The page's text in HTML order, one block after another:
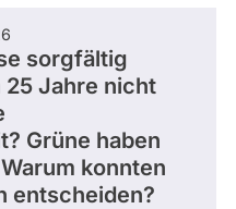
sorgfältig
25 Jahre nicht
Grüne haben
konnten
entscheiden?